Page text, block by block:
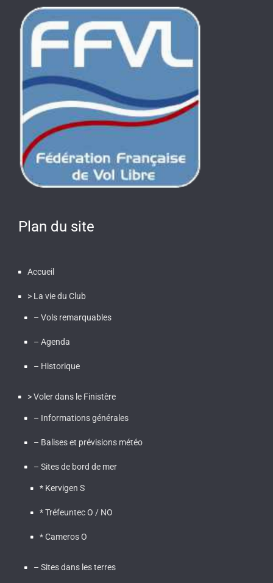
Plan du site
Accueil
> La vie du Club
– Vols remarquables
– Agenda
– Historique
> Voler dans le Finistère
– Informations générales
– Balises et prévisions météo
– Sites de bord de mer
* Kervigen S
* Tréfeuntec O / NO
* Cameros O
– Sites dans les terres